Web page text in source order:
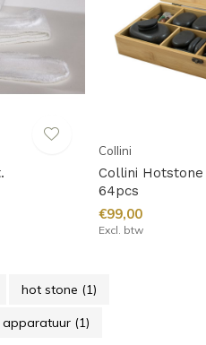
Collini
Collini
64pcs
€99,00
Excl. btw
hot stone (1)
(1)